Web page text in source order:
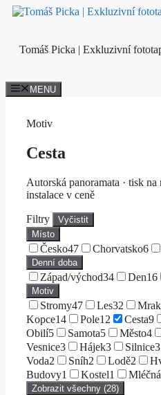
Přeskočit
Tomáš Picka | Exkluzivní
MENU
Motiv
Cesta
Autorská panoramata · tisk
instalace v ceně
Filtry
Vyčistit
Místo
Česko47 Chorvatsko6
Denní doba
Západ/východ34 Den16
Motiv
Stromy47 Les32
Kopce14 Pole12 Cesta9
Obilí5 Samota5 Město4
Vesnice3 Hájek3 Silnice3
Voda2 Sníh2 Lodě2
Budovy1 Kostel1
Zobrazit všechny (28)